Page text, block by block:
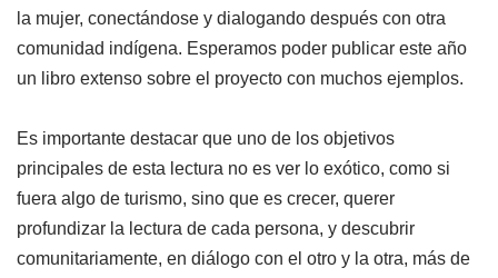
la mujer, conectándose y dialogando después con otra
comunidad indígena. Esperamos poder publicar este año
un libro extenso sobre el proyecto con muchos ejemplos.
Es importante destacar que uno de los objetivos
principales de esta lectura no es ver lo exótico, como si
fuera algo de turismo, sino que es crecer, querer
profundizar la lectura de cada persona, y descubrir
comunitariamente, en diálogo con el otro y la otra, más de